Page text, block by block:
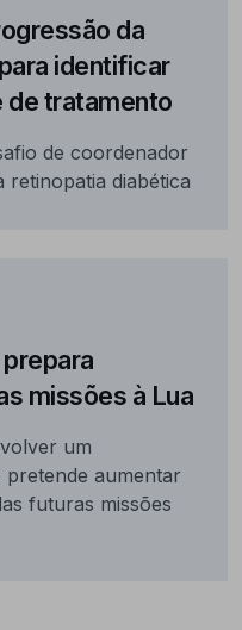
da
identificar
de tratamento
de coordenador
retinopatia diabética
missões à Lua
um
aumentar
futuras missões